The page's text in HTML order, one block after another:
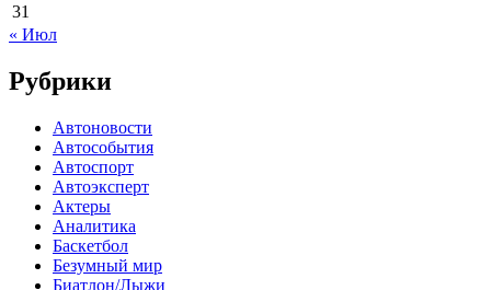
31
« Июл
Рубрики
Автоновости
Автособытия
Автоспорт
Автоэксперт
Актеры
Аналитика
Баскетбол
Безумный мир
Биатлон/Лыжи